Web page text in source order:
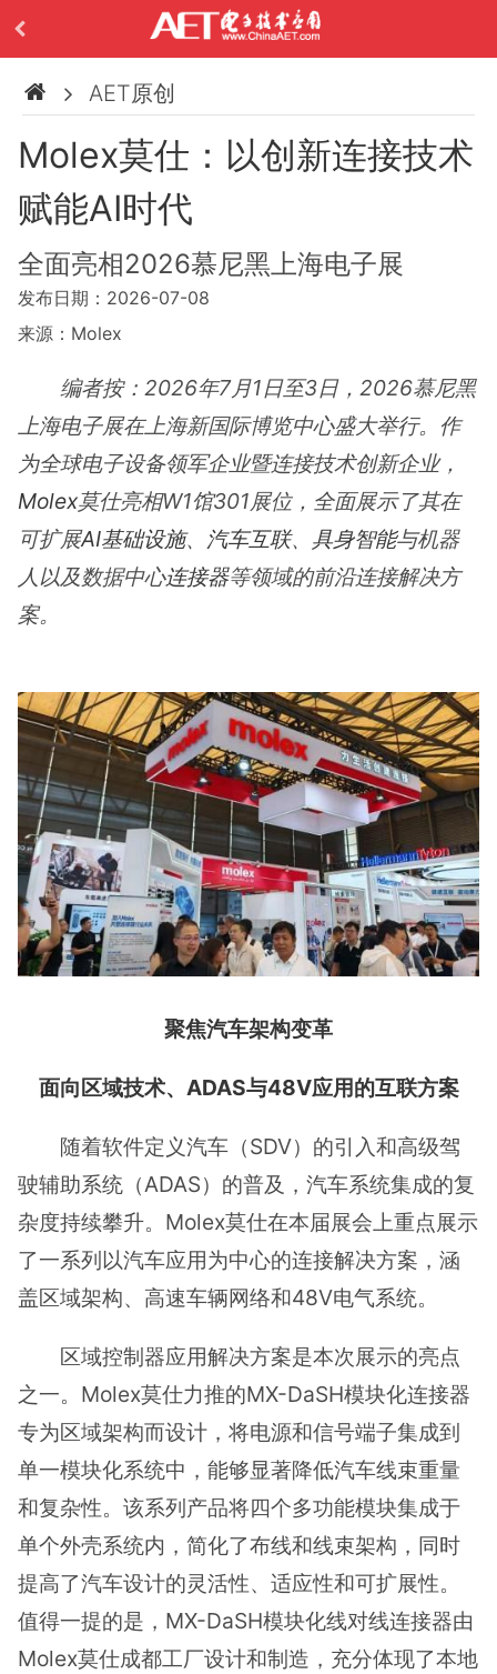
AET原创
Molex莫仕：以创新连接技术
赋能AI时代
全面亮相2026慕尼黑上海电子展
发布日期：2026-07-08
来源：Molex
编者按：2026年7月1日至3日，2026慕尼黑
上海电子展在上海新国际博览中心盛大举行。作
为全球电子设备领军企业暨连接技术创新企业，
Molex莫仕亮相W1馆301展位，全面展示了其在
可扩展AI基础设施、 汽车互联、 具身智能与机器
人以及数据中心连接器等领域的前沿连接解决方
案。
聚焦汽车架构变革
面向区域技术、ADAS与48V应用的互联方案
随着软件定义汽车（SDV）的引入和高级驾
驶辅助系统（ADAS）的普及，汽车系统集成的复
杂度持续攀升。Molex莫仕在本届展会上重点展示
了一系列以汽车应用为中心的连接解决方案，涵
盖区域架构、高速车辆网络和48V电气系统。
区域控制器应用解决方案是本次展示的亮点
之一。Molex莫仕力推的MX-DaSH模块化连接器
专为区域架构而设计，将电源和信号端子集成到
单一模块化系统中，能够显著降低汽车线束重量
和复杂性。该系列产品将四个多功能模块集成于
单个外壳系统内，简化了布线和线束架构，同时
提高了汽车设计的灵活性、适应性和可扩展性。
值得一提的是，MX-DaSH模块化线对线连接器由
Molex莫仕成都工厂设计和制造，充分体现了本地